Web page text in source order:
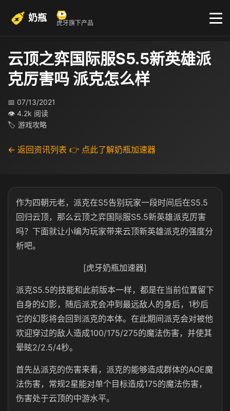
奶瓶 虎牙旗下产品
云顶之弈国际服S5.5新英雄派
克厉害吗 派克怎么样
📅 07/13/2021
👁 4.2k 阅读
🏷 游戏攻略
← 返回资讯列表 👉 点此了解奶瓶加速器
作为四朝元老，派克在S5告别玩家一段时间后在S5.5
回归云顶，那么云顶之弈国际服S5.5新英雄派克厉害
吗？下面就让小编为玩家带来云顶新英雄派克的强度分
析吧。
[虎牙奶瓶加速器]
派克S5.5的技能和此前版本一样，都是在当前位置留下
自身的幻影，随后派克会冲到最远敌人的身后，1秒后
它的幻影将会回到派克的本体。在此期间派克会对被他
欢迎穿过的敌人造成100/175/275的魔法伤害，并使其
晕眩2/2.5/4秒。
首先丛派克的伤害来看，派克的能够造成群体的AOE魔
法伤害，常规2星能对单个目标造成175的魔法伤害，
伤害处于云顶的中游水平。